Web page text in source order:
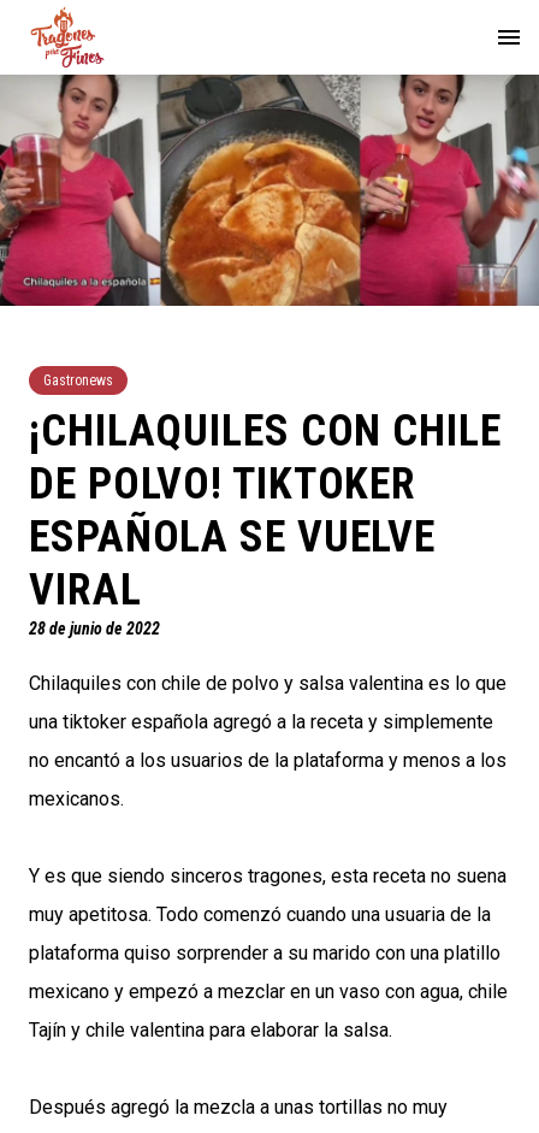
Gastronews
¡CHILAQUILES CON CHILE
DE POLVO! TIKTOKER
ESPAÑOLA SE VUELVE
VIRAL
28 de junio de 2022
Chilaquiles con chile de polvo y salsa valentina es lo que
una tiktoker española agregó a la receta y simplemente
no encantó a los usuarios de la plataforma y menos a los
mexicanos.
Y es que siendo sinceros tragones, esta receta no suena
muy apetitosa. Todo comenzó cuando una usuaria de la
plataforma quiso sorprender a su marido con una platillo
mexicano y empezó a mezclar en un vaso con agua, chile
Tajín y chile valentina para elaborar la salsa.
Después agregó la mezcla a unas tortillas no muy